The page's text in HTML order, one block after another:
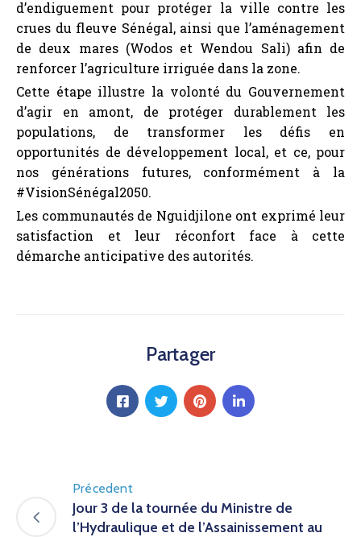
d’endiguement pour protéger la ville contre les
crues du fleuve Sénégal, ainsi que l’aménagement
de deux mares (Wodos et Wendou Sali) afin de
renforcer l’agriculture irriguée dans la zone.
Cette étape illustre la volonté du Gouvernement
d’agir en amont, de protéger durablement les
populations, de transformer les défis en
opportunités de développement local, et ce, pour
nos générations futures, conformément à la
#VisionSénégal2050.
Les communautés de Nguidjilone ont exprimé leur
satisfaction et leur réconfort face à cette
démarche anticipative des autorités.
Partager
Précedent
Jour 3 de la tournée du Ministre de
l’Hydraulique et de l’Assainissement au